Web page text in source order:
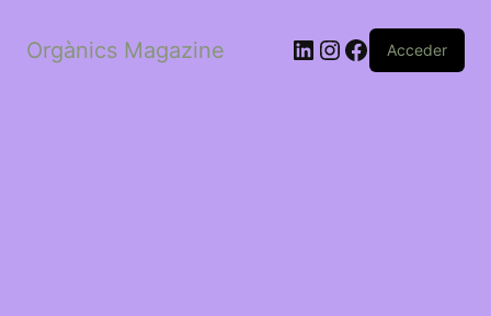
Orgànics Magazine LinkedIn
Instagram
Facebook
Acceder